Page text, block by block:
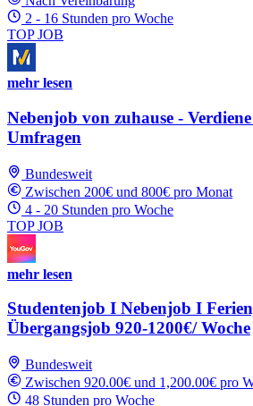
2 - 16 Stunden pro Woche
TOP JOB
mehr lesen
Nebenjob von zuhause -
Umfragen
Bundesweit
Zwischen 200€ und 800€ pro Monat
4 - 20 Stunden pro Woche
TOP JOB
mehr lesen
Studentenjob I Nebenjob I
Übergangsjob 920-1200€/ Woche
Bundesweit
Zwischen 920.00€ und 1,200.00€ pro
48 Stunden pro Woche